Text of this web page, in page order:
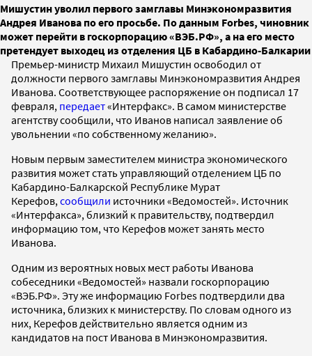
Мишустин уволил первого замглавы Минэкономразвития
Андрея Иванова по его просьбе. По данным Forbes, чиновник
может перейти в госкорпорацию «ВЭБ.РФ», а на его место
претендует выходец из отделения ЦБ в Кабардино-Балкарии
Премьер-министр Михаил Мишустин освободил от
должности первого замглавы Минэкономразвития Андрея
Иванова. Соответствующее распоряжение он подписал 17
февраля, передает«Интерфакс». В самом министерстве
агентству сообщили, что Иванов написал заявление об
увольнении «по собственному желанию».
Новым первым заместителем министра экономического
развития может стать управляющий отделением ЦБ по
Кабардино-Балкарской Республике Мурат
Керефов, сообщили источники «Ведомостей». Источник
«Интерфакса», близкий к правительству, подтвердил
информацию том, что Керефов может занять место
Иванова.
Одним из вероятных новых мест работы Иванова
собеседники «Ведомостей» назвали госкорпорацию
«ВЭБ.РФ». Эту же информацию Forbes подтвердили два
источника, близких к министерству. По словам одного из
них, Керефов действительно является одним из
кандидатов на пост Иванова в Минэкономразвития.